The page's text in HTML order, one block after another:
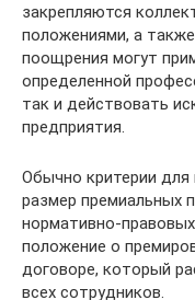
закрепляются
положениями, а
поощрения могут
определенной
так и действовать
предприятия.
Обычно критерии для
размер премиальных
нормативно-
положение о
договоре, который
всех сотрудников.